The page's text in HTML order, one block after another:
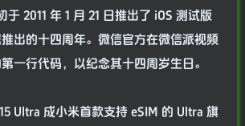
于 2011 年 1 月 21 日推出了 iOS 测试版
出的十四周年。微信官方在微信派视频
一行代码，以纪念其十四周岁生日。
Ultra 成小米首款支持 eSIM 的 Ultra 旗